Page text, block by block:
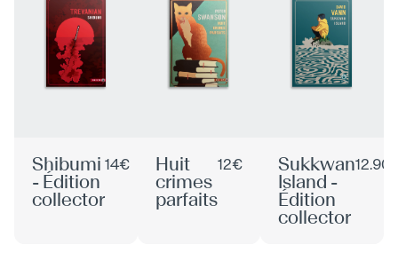
Shibumi
- Édition
collector
14€
Huit
crimes
parfaits
12€
Sukkwan
Island -
Édition
collector